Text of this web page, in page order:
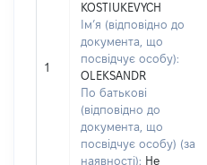
1
KOSTIUKEVYCH
Ім’я (відповідно до
документа, що
посвідчує особу):
OLEKSANDR
По батькові
(відповідно до
документа, що
посвідчує особу) (за
наявності): Не